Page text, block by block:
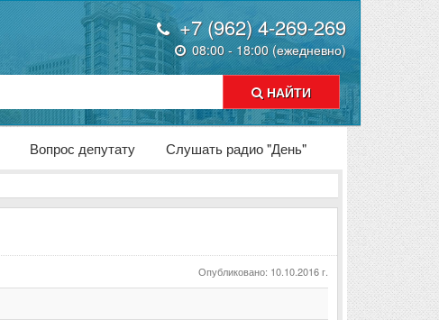
+7 (962) 4-269-269
08:00 - 18:00 (ежедневно)
НАЙТИ
Вопрос депутату Слушать радио "День"
Опубликовано: 10.10.2016 г.